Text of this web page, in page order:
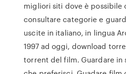
migliori siti dove è possibile
consultare categorie e
uscite in italiano, in lingua
1997 ad oggi, download
torrent del film. Guardare in